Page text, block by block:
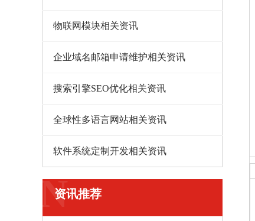
物联网模块相关资讯
企业域名邮箱申请维护相关资讯
搜索引擎SEO优化相关资讯
全球性多语言网站相关资讯
软件系统定制开发相关资讯
资讯推荐
N